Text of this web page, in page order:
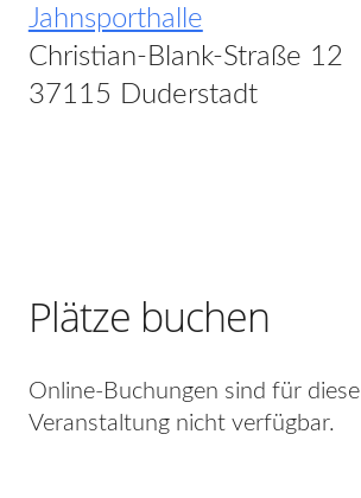
Jahnsporthalle
Christian-Blank-Straße 12
37115 Duderstadt
Plätze buchen
Online-Buchungen sind für diese
Veranstaltung nicht verfügbar.